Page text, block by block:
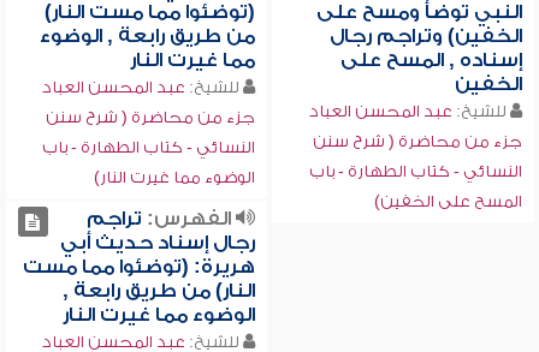
النبي توضأ ومسح على
الخفين) وتراجم رجال
إسناده , المسح على
الخفين
للشيخ: عبد المحسن العباد
جزء من محاضرة ( شرح سنن
النسائي - كتاب الطهارة - باب
المسح على الخفين)
(توضئوا مما مست النار)
من طريق رابعة , الوضوء
مما غيرت النار
للشيخ: عبد المحسن العباد
جزء من محاضرة ( شرح سنن
النسائي - كتاب الطهارة - باب
الوضوء مما غيرت النار)
الفهرس: تراجم
رجال إسناد حديث أبي
هريرة: (توضئوا مما مست
النار) من طريق رابعة ,
الوضوء مما غيرت النار
للشيخ: عبد المحسن العباد